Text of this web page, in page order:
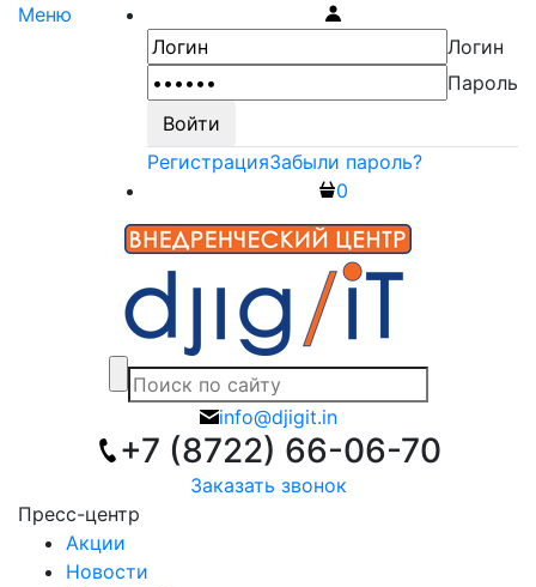
Меню
Логин
Пароль
РегистрацияЗабыли пароль?
0
info@djigit.in
+7 (8722) 66-06-70
Заказать звонок
Пресс-центр
Акции
Новости